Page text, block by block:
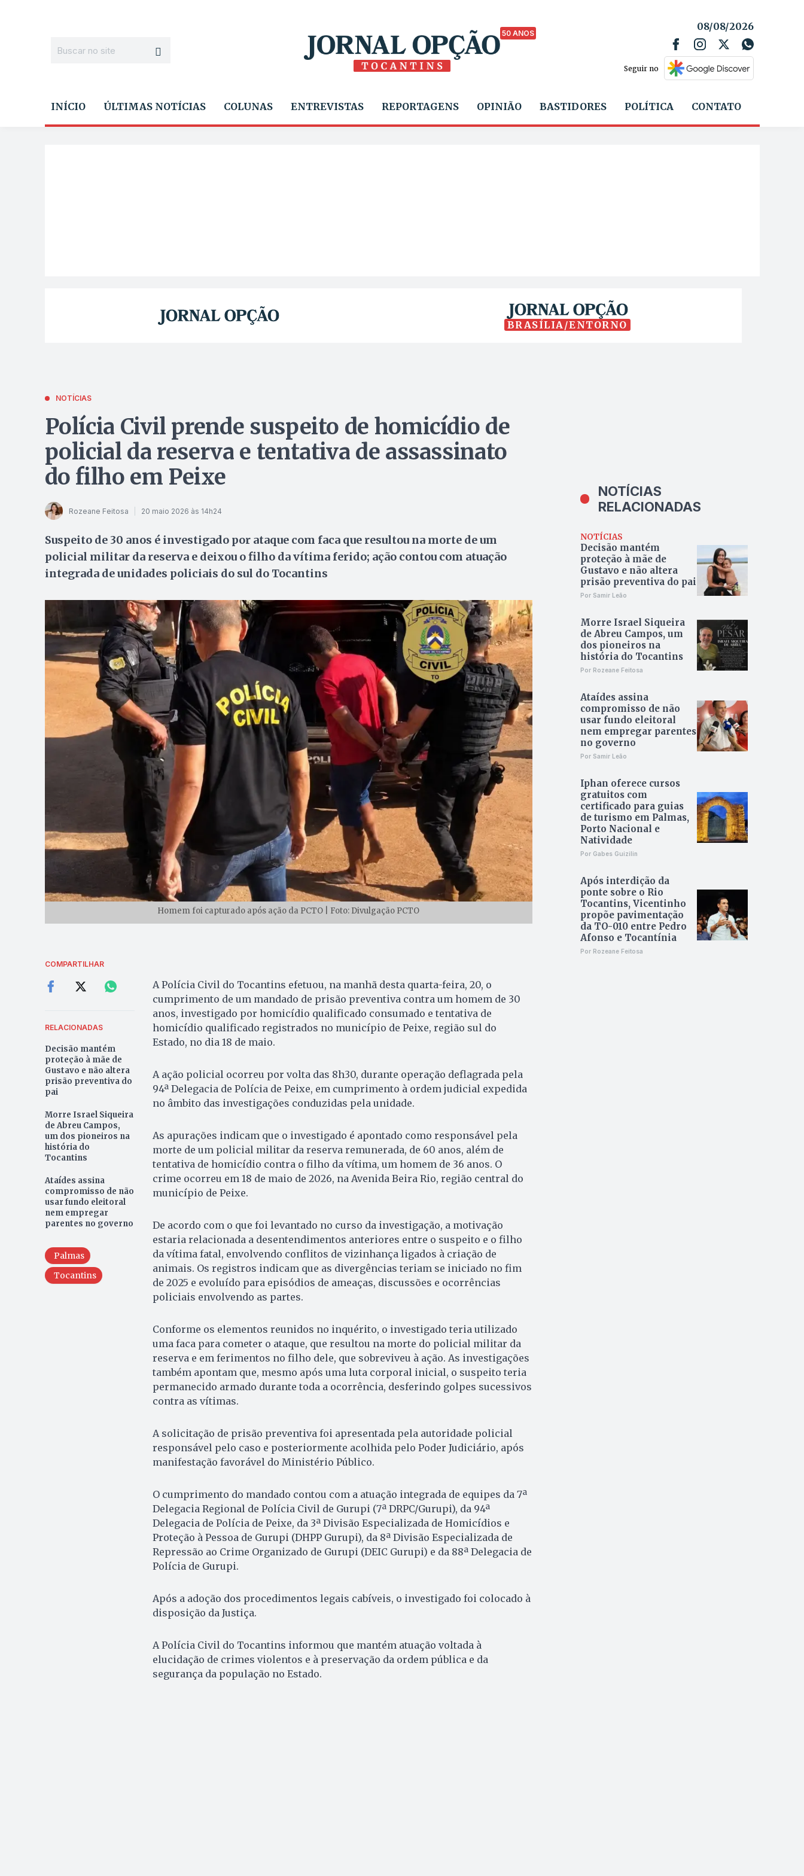
50 ANOS
08/08/2026
Seguir no
INÍCIO ÚLTIMAS NOTÍCIAS COLUNAS ENTREVISTAS REPORTAGENS OPINIÃO BASTIDORES POLÍTICA CONTATO
BRASÍLIA/ENTORNO
NOTÍCIAS
Polícia Civil prende suspeito de homicídio de
policial da reserva e tentativa de assassinato
do filho em Peixe
Rozeane Feitosa 20 maio 2026 às 14h24
Suspeito de 30 anos é investigado por ataque com faca que resultou na morte de um
policial militar da reserva e deixou o filho da vítima ferido; ação contou com atuação
integrada de unidades policiais do sul do Tocantins
Homem foi capturado após ação da PCTO | Foto: Divulgação PCTO
COMPARTILHAR
RELACIONADAS
Decisão mantém
proteção à mãe de
Gustavo e não altera
prisão preventiva do
pai
Morre Israel Siqueira
de Abreu Campos,
um dos pioneiros na
história do
Tocantins
Ataídes assina
compromisso de não
usar fundo eleitoral
nem empregar
parentes no governo
Palmas
Tocantins
A Polícia Civil do Tocantins efetuou, na manhã desta quarta-feira, 20, o
cumprimento de um mandado de prisão preventiva contra um homem de 30
anos, investigado por homicídio qualificado consumado e tentativa de
homicídio qualificado registrados no município de Peixe, região sul do
Estado, no dia 18 de maio.
A ação policial ocorreu por volta das 8h30, durante operação deflagrada pela
94ª Delegacia de Polícia de Peixe, em cumprimento à ordem judicial expedida
no âmbito das investigações conduzidas pela unidade.
As apurações indicam que o investigado é apontado como responsável pela
morte de um policial militar da reserva remunerada, de 60 anos, além de
tentativa de homicídio contra o filho da vítima, um homem de 36 anos. O
crime ocorreu em 18 de maio de 2026, na Avenida Beira Rio, região central do
município de Peixe.
De acordo com o que foi levantado no curso da investigação, a motivação
estaria relacionada a desentendimentos anteriores entre o suspeito e o filho
da vítima fatal, envolvendo conflitos de vizinhança ligados à criação de
animais. Os registros indicam que as divergências teriam se iniciado no fim
de 2025 e evoluído para episódios de ameaças, discussões e ocorrências
policiais envolvendo as partes.
Conforme os elementos reunidos no inquérito, o investigado teria utilizado
uma faca para cometer o ataque, que resultou na morte do policial militar da
reserva e em ferimentos no filho dele, que sobreviveu à ação. As investigações
também apontam que, mesmo após uma luta corporal inicial, o suspeito teria
permanecido armado durante toda a ocorrência, desferindo golpes sucessivos
contra as vítimas.
A solicitação de prisão preventiva foi apresentada pela autoridade policial
responsável pelo caso e posteriormente acolhida pelo Poder Judiciário, após
manifestação favorável do Ministério Público.
O cumprimento do mandado contou com a atuação integrada de equipes da 7ª
Delegacia Regional de Polícia Civil de Gurupi (7ª DRPC/Gurupi), da 94ª
Delegacia de Polícia de Peixe, da 3ª Divisão Especializada de Homicídios e
Proteção à Pessoa de Gurupi (DHPP Gurupi), da 8ª Divisão Especializada de
Repressão ao Crime Organizado de Gurupi (DEIC Gurupi) e da 88ª Delegacia de
Polícia de Gurupi.
Após a adoção dos procedimentos legais cabíveis, o investigado foi colocado à
disposição da Justiça.
A Polícia Civil do Tocantins informou que mantém atuação voltada à
elucidação de crimes violentos e à preservação da ordem pública e da
segurança da população no Estado.
NOTÍCIAS
RELACIONADAS
NOTÍCIAS
Decisão mantém
proteção à mãe de
Gustavo e não altera
prisão preventiva do pai
Por Samir Leão
Morre Israel Siqueira
de Abreu Campos, um
dos pioneiros na
história do Tocantins
Por Rozeane Feitosa
Ataídes assina
compromisso de não
usar fundo eleitoral
nem empregar parentes
no governo
Por Samir Leão
Iphan oferece cursos
gratuitos com
certificado para guias
de turismo em Palmas,
Porto Nacional e
Natividade
Por Gabes Guizilin
Após interdição da
ponte sobre o Rio
Tocantins, Vicentinho
propõe pavimentação
da TO-010 entre Pedro
Afonso e Tocantínia
Por Rozeane Feitosa